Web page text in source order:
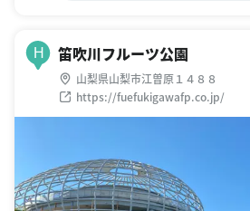
H 笛吹川フルーツ公園
山梨県山梨市江曽原１４８８
https://fuefukigawafp.co.jp/